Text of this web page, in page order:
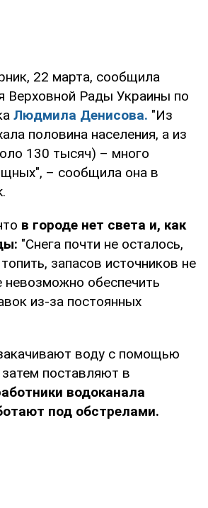
22 марта, сообщила
Верховной Рады Украины по
Людмила Денисова. "Из
половина населения, а из
130 тысяч) – много
– сообщила она в
в городе нет света и, как
"Снега почти не осталось,
запасов источников не
невозможно обеспечить
из-за постоянных
воду с помощью
затем поставляют в
водоканала
под обстрелами.